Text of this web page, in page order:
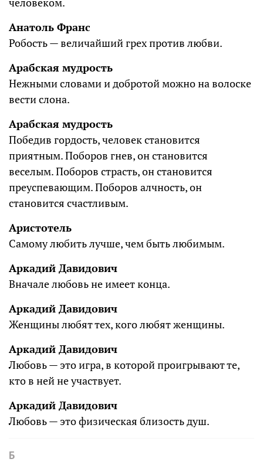
Анатоль Франс
Робость — величайший грех против любви.
Арабская мудрость
Нежными словами и добротой можно на волоске
вести слона.
Арабская мудрость
Победив гордость, человек становится
приятным. Поборов гнев, он становится
веселым. Поборов страсть, он становится
преуспевающим. Поборов алчность, он
становится счастливым.
Аристотель
Самому любить лучше, чем быть любимым.
Аркадий Давидович
Вначале любовь не имеет конца.
Аркадий Давидович
Женщины любят тех, кого любят женщины.
Аркадий Давидович
Любовь — это игра, в которой проигрывают те,
кто в ней не участвует.
Аркадий Давидович
Любовь — это физическая близость душ.
Б